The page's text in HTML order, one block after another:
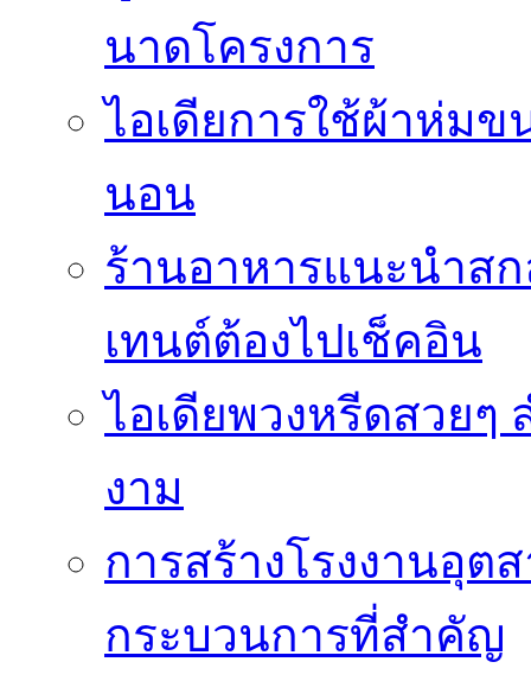
นาดโครงการ
ไอเดียการใช้ผ้าห่ม
นอน
ร้านอาหารแนะนำส
เทนต์ต้องไปเช็คอิน
ไอเดียพวงหรีดสวยๆ
งาม
การสร้างโรงงานอุต
กระบวนการที่สำคัญ